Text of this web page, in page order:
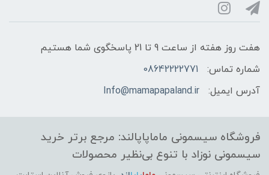
هفت روز هفته از ساعت 9 تا 21 پاسخگوی شما هستیم
شماره تماس:
08642222771
آدرس ایمیل:
Info@mamapapaland.ir
فروشگاه سیسمونی ماماپاپالند: مرجع برتر خرید
سیسمونی نوزاد با تنوع بی‌نظیر محصولات